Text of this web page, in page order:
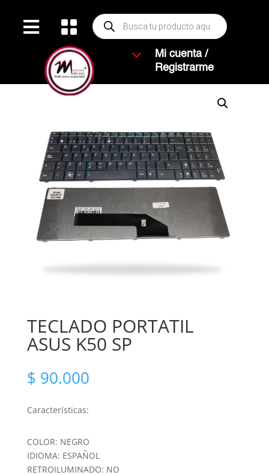
  Búsqueda
de
productos
3
Mi cuenta /
Registrarme
TECLADO PORTATIL
ASUS K50 SP
$ 90.000
Características:
COLOR: NEGRO
IDIOMA: ESPAÑOL
RETROILUMINADO: NO